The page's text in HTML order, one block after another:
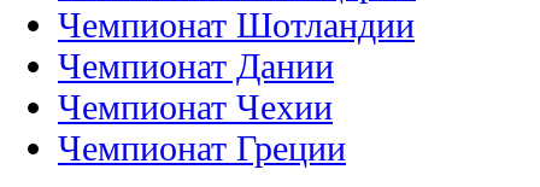
Чемпионат Шотландии
Чемпионат Дании
Чемпионат Чехии
Чемпионат Греции